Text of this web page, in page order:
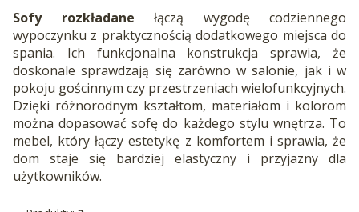
Sofy rozkładane łączą wygodę codziennego
wypoczynku z praktycznością dodatkowego miejsca do
spania. Ich funkcjonalna konstrukcja sprawia, że
doskonale sprawdzają się zarówno w salonie, jak i w
pokoju gościnnym czy przestrzeniach wielofunkcyjnych.
Dzięki różnorodnym kształtom, materiałom i kolorom
można dopasować sofę do każdego stylu wnętrza. To
mebel, który łączy estetykę z komfortem i sprawia, że
dom staje się bardziej elastyczny i przyjazny dla
użytkowników.